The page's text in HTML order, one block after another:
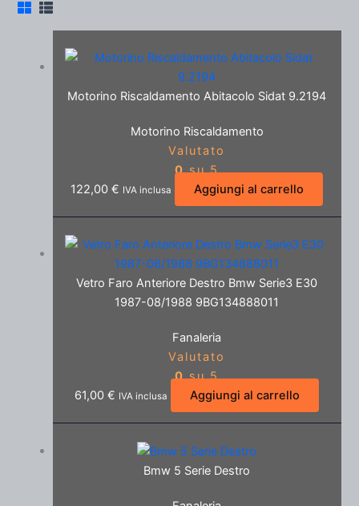
Motorino Riscaldamento Abitacolo Sidat 9.2194
Motorino Riscaldamento
Valutato
0su 5
122,00€ IVA inclusa Aggiungi al carrello
Vetro Faro Anteriore Destro Bmw Serie3 E30
1987-08/1988 9BG134888011
Fanaleria
Valutato
0su 5
61,00€ IVA inclusa Aggiungi al carrello
Bmw 5 Serie Destro